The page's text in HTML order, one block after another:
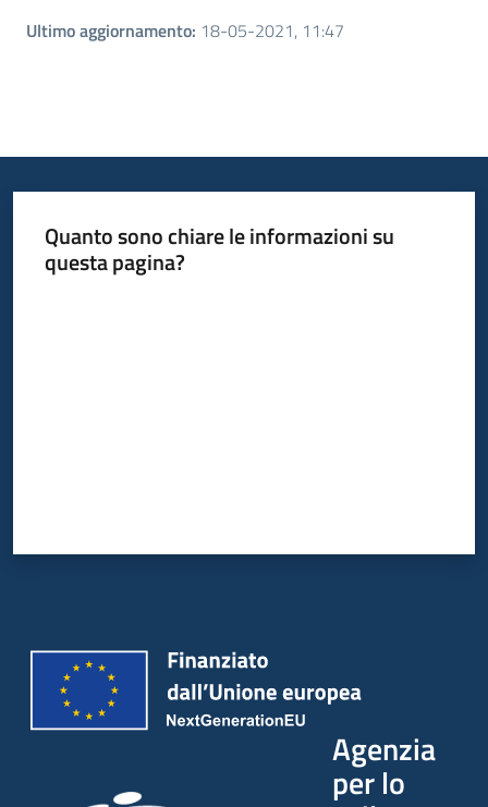
Ultimo aggiornamento: 18-05-2021, 11:47
Quanto sono chiare le informazioni su
questa pagina?
Agenzia
per lo